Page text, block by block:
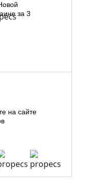
за 3
на сайте